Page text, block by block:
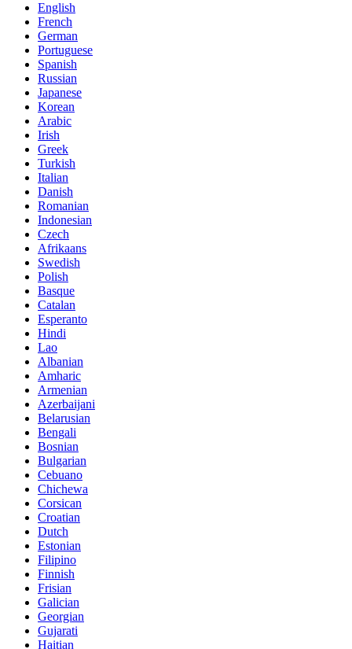
English
French
German
Portuguese
Spanish
Russian
Japanese
Korean
Arabic
Irish
Greek
Turkish
Italian
Danish
Romanian
Indonesian
Czech
Afrikaans
Swedish
Polish
Basque
Catalan
Esperanto
Hindi
Lao
Albanian
Amharic
Armenian
Azerbaijani
Belarusian
Bengali
Bosnian
Bulgarian
Cebuano
Chichewa
Corsican
Croatian
Dutch
Estonian
Filipino
Finnish
Frisian
Galician
Georgian
Gujarati
Haitian